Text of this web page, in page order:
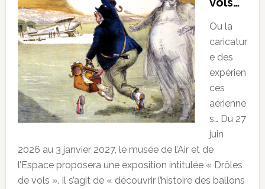
Ou la
caricatur
e des
expérien
ces
aérienne
s… Du 27
juin
2026 au 3 janvier 2027, le musée de l’Air et de
l’Espace proposera une exposition intitulée « Drôles
de vols ». Il s’agit de « découvrir l’histoire des ballons